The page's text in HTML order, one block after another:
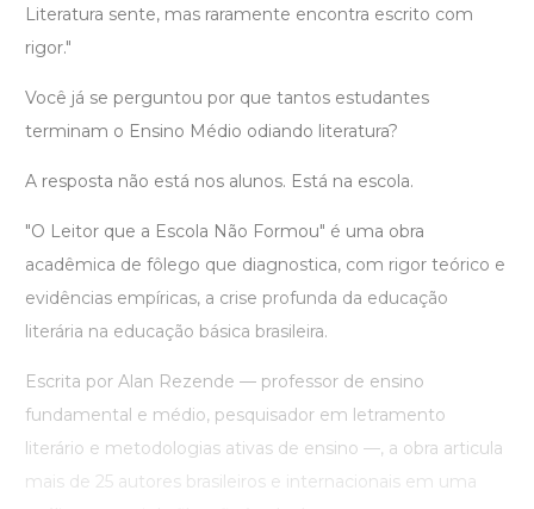
Literatura sente, mas raramente encontra escrito com
rigor."
Você já se perguntou por que tantos estudantes
terminam o Ensino Médio odiando literatura?
A resposta não está nos alunos. Está na escola.
"O Leitor que a Escola Não Formou" é uma obra
acadêmica de fôlego que diagnostica, com rigor teórico e
evidências empíricas, a crise profunda da educação
literária na educação básica brasileira.
Escrita por Alan Rezende — professor de ensino
fundamental e médio, pesquisador em letramento
literário e metodologias ativas de ensino —, a obra articula
mais de 25 autores brasileiros e internacionais em uma